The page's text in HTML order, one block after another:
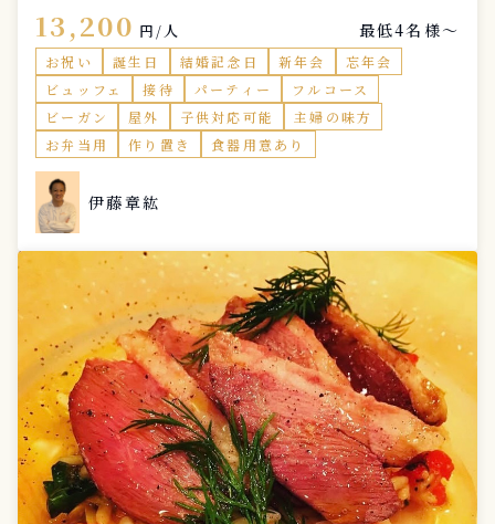
ナータ 〜野菜のトマト煮込み〜 ◦スペイン風オムレツ
〜イタリアの田舎料理〜 ⚪︎温菜（一皿目） ◦自家製キ
ッシュ 〜季節の野菜使用〜 （パスタ） ⚪︎魚介たっぷり
ペスカトーレ 〜新鮮な魚介類を使用したパスタ〜 （メ
インディッシュ） ①⚪︎鴨低温調理 〜付け合わせ野菜添
え〜 又は ②⚪︎牛頬の赤ワイン煮込み 〜付け合わせ
野菜添え〜 ※①、②どちら１種類選択して下さい。
（個々の選択はお控え下さい!どちらの選択お願いいた
します。 2種盛り注文可能追加料金発生プラス1500円
で承ります） （デザート） ⚪︎自家製デザート
13,200 円/人 最低4名様〜
お祝い 誕生日 結婚記念日 新年会
忘年会
ビュッフェ
接待 パーティー
フルコース
ビーガン
屋外 子供対応可能
主婦の味方
お弁当用
作り置き 食器用意あり
伊藤章紘